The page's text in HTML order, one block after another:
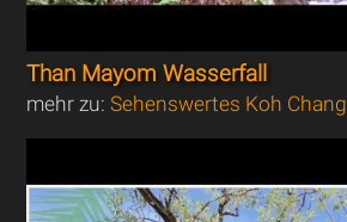
Than Mayom Wasserfall
mehr zu:Sehenswertes Koh Chang